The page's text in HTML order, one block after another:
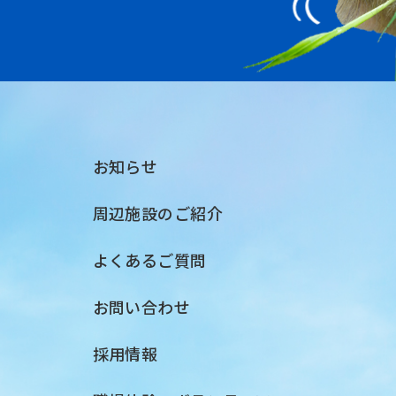
お知らせ
周辺施設のご紹介
よくあるご質問
お問い合わせ
採用情報